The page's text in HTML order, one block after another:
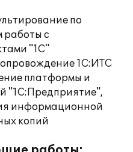
по
работы с
"1С"
1С:ИТС
платформы и
"1С:Предприятие",
информационной
копий